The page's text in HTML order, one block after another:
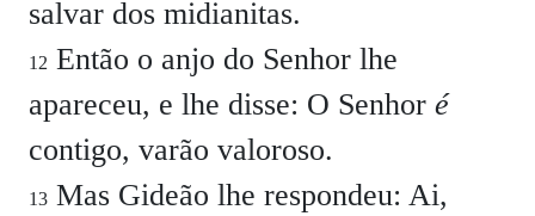
salvar dos midianitas.
12 Então o anjo do Senhor lhe
apareceu, e lhe disse: O Senhor é
contigo, varão valoroso.
13 Mas Gideão lhe respondeu: Ai,